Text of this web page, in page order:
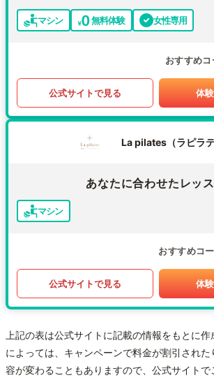
マシン 無料体験 女性専用
おすすめ
公式サイトで見る 体
La pilates（ラピラテ
あなたに合わせたレッ
マシン
おすすめコ
公式サイトで見る 体
上記の表は公式サイトに記載の情報をもとに作
によっては、キャンペーンで料金が割引され
容が変わることもありますので、公式サイトで